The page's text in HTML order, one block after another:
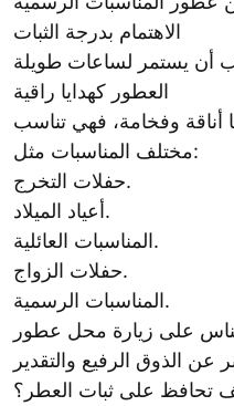
الاهتمام بدرجة الثبات
العطور كهدايا راقية
أناقة وفخامة، فهي تناسب
مختلف المناسبات مثل:
حفلات التخرج.
أعياد الميلاد.
المناسبات العائلية.
حفلات الزواج.
المناسبات الرسمية.
على زيارة محل عطور
تحافظ على ثبات العطر؟